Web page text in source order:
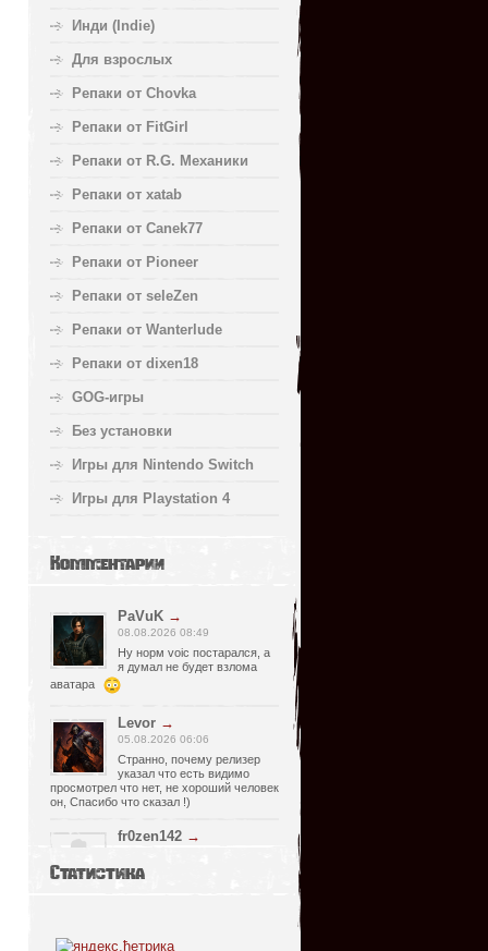
Инди (Indie)
Для взрослых
Репаки от Chovka
Репаки от FitGirl
Репаки от R.G. Механики
Репаки от xatab
Репаки от Canek77
Репаки от Pioneer
Репаки от seleZen
Репаки от Wanterlude
Репаки от dixen18
GOG-игры
Без установки
Игры для Nintendo Switch
Игры для Playstation 4
Комментарии
PaVuK →
08.08.2026 08:49
Ну норм voic постарался, а
я думал не будет взлома
аватара
Levor →
05.08.2026 06:06
Странно, почему релизер
указал что есть видимо
просмотрел что нет, не хороший человек
он, Спасибо что сказал !)
fr0zen142 →
нет Русской озвучки, зря
Статистика